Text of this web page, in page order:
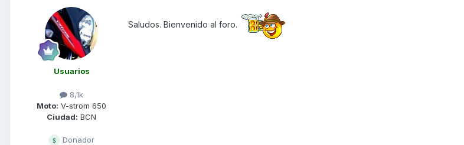
Usuarios
8,1k
Moto: V-strom 650
Ciudad: BCN
Donador
Saludos. Bienvenido al foro.